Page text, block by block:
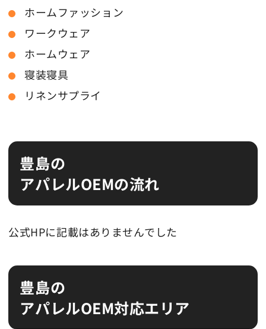
ホームファッション
ワークウェア
ホームウェア
寝装寝具
リネンサプライ
豊島の
アパレルOEMの流れ
公式HPに記載はありませんでした
豊島の
アパレルOEM対応エリア